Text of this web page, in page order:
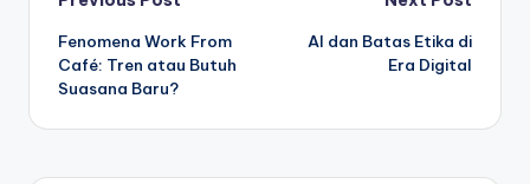
navigation
Fenomena Work From
Café: Tren atau Butuh
Suasana Baru?
AI dan Batas Etika di
Era Digital